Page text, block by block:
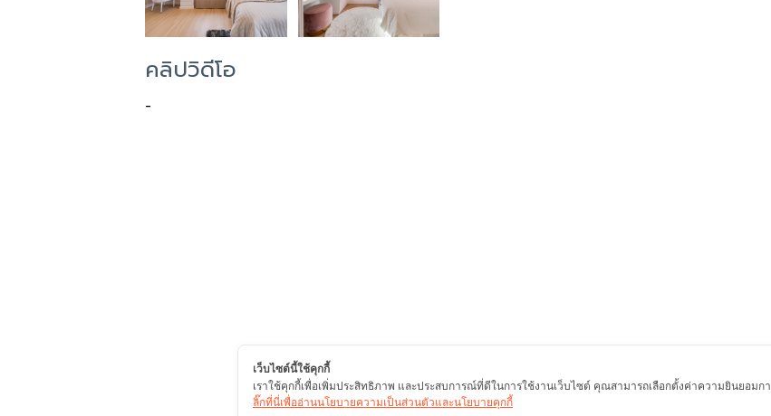
คลิปวิดีโอ
-
เว็บไซต์นี้ใช้คุกกี้
เราใช้คุกกี้เพื่อเพิ่มประสิทธิภาพ และประสบการณ์ที่ดีในการใช้งานเว็บไซต์ คุณสามารถเลือกตั้งค่าความยินยอมก
ลิ๊กที่นี่เพื่ออ่านนโยบายความเป็นส่วนตัวและนโยบายคุกกี้